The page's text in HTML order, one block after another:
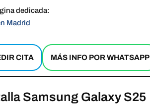
dedicada:
Madrid
CITA MÁS INFO POR WHATSAPP
Samsung Galaxy S25